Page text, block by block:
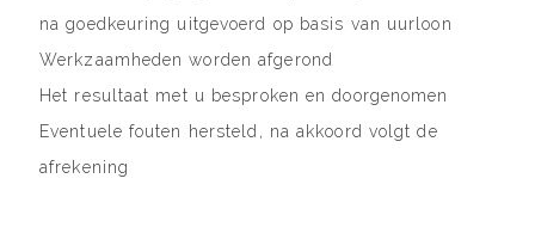
na goedkeuring uitgevoerd op basis van uurloon
Werkzaamheden worden afgerond
Het resultaat met u besproken en doorgenomen
Eventuele fouten hersteld, na akkoord volgt de
afrekening